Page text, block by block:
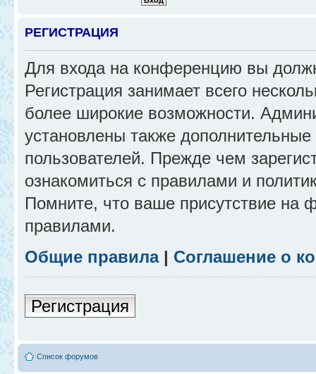
РЕГИСТРАЦИЯ
Для входа на конференцию вы
Регистрация занимает всего
более широкие возможности.
установлены также
пользователей. Прежде чем
ознакомиться с правилами и
Помните, что ваше присутствие на
правилами.
Общие правила| Соглашение о
Регистрация
Список форумов